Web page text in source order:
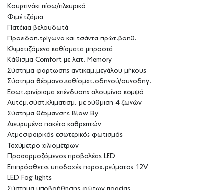
Κουρτινάκι πίσω/πλευρικό
Φιμέ τζάμια
Πατάκια βελουδωτά
Προειδοπ.τρίγωνο και τσάντα πρώτ.βοηθ.
Κλιματιζόμενα καθίσματα μπροστά
Κάθισμα Comfort με λειτ. Memory
Σύστημα φόρτωσης αντικειμ.μεγάλου μήκους
Σύστημα θέρμανσ.καθίσματ.οδηγού/συνοδηγ.
Εσωτ.φινίρισμα επένδυσης αλουμίνιο κομψό
Αυτόμ.σύστ.κλιματισμ. με ρύθμιση 4 ζωνών
Σύστημα θέρμανσης Blow-By
Διευρυμένο πακέτο καθρεπτών
Ατμοσφαιρικός εσωτερικός φωτισμός
Ταχύμετρο χιλιομέτρων
Προσαρμοζόμενος προβολέας LED
Επιπρόσθετες υποδοχές παροχ.ρεύματος 12V
LED Fog lights